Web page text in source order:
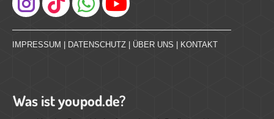
Instagram
IMPRESSUM DATENSCHUTZ ÜBER UNS KONTAKT
Was ist youpod.de?